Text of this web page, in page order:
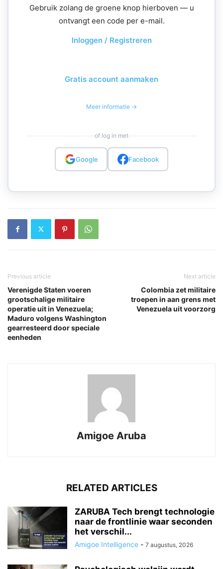
Gebruik zolang de groene knop hierboven — u
ontvangt een code per e-mail.
Inloggen / Registreren
Gratis account aanmaken
Meer informatie →
of log in met
Google Facebook
Previous article
Verenigde Staten voeren
grootschalige militaire
operatie uit in Venezuela;
Maduro volgens Washington
gearresteerd door speciale
eenheden
Next article
Colombia zet militaire
troepen in aan grens met
Venezuela uit voorzorg
Amigoe Aruba
RELATED ARTICLES
ZARUBA Tech brengt technologie
naar de frontlinie waar seconden
het verschil...
Amigoe Intelligence - 7 augustus, 2026